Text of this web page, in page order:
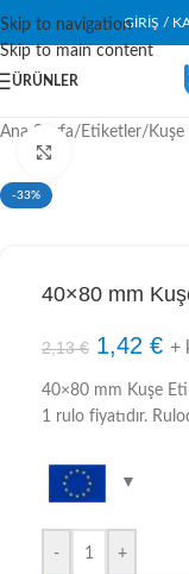
Skip to navigation
Skip to main content
GIRIŞ /
ÜRÜNLER
Ana Sayfa/ Etiketler/
-33%
40×80 mm
2,13€ 1,42 € +
40×80 mm Kuşe
1 rulo fiyatıdır.
- +